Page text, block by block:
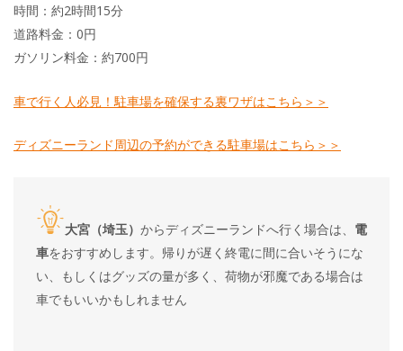
時間：約2時間15分
道路料金：0円
ガソリン料金：約700円
車で行く人必見！駐車場を確保する裏ワザはこちら＞＞
ディズニーランド周辺の予約ができる駐車場はこちら＞＞
大宮（埼玉） からディズニーランドへ行く場合は、 電
車をおすすめします。帰りが遅く終電に間に合いそうにな
い、もしくはグッズの量が多く、荷物が邪魔である場合は
車でもいいかもしれません